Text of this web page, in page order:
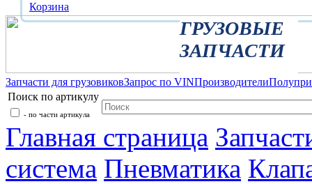
Корзина
ГРУЗОВЫЕ
ЗАПЧАСТИ
Запчасти для грузовиковЗапрос по VINПроизводители
Поиск по артикулу
- по части артикула
Главная страница
система Пневматика